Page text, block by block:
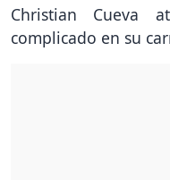
Christian Cueva
complicado en su